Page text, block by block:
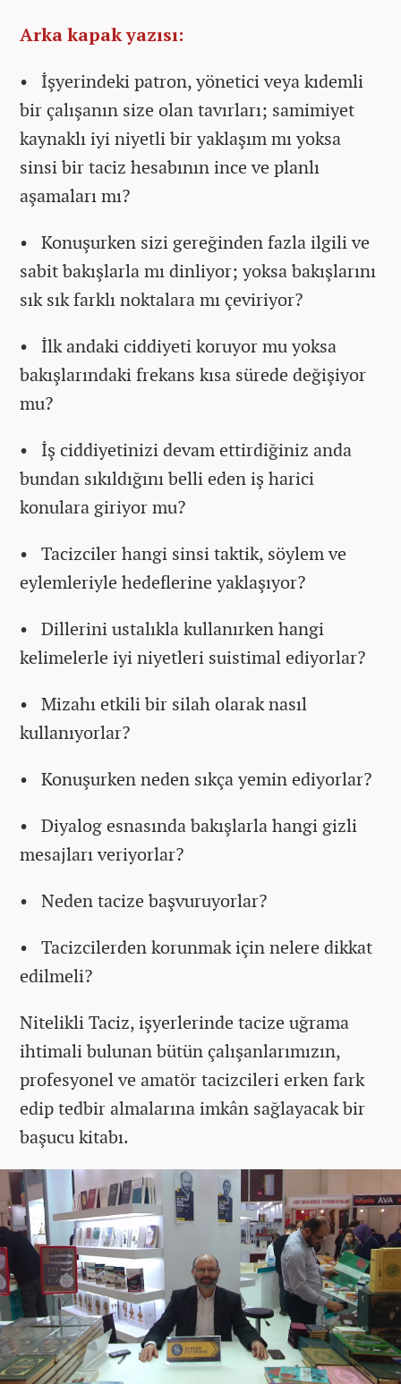
Arka kapak yazısı:
• İşyerindeki patron, yönetici veya kıdemli
bir çalışanın size olan tavırları; samimiyet
kaynaklı iyi niyetli bir yaklaşım mı yoksa
sinsi bir taciz hesabının ince ve planlı
aşamaları mı?
• Konuşurken sizi gereğinden fazla ilgili ve
sabit bakışlarla mı dinliyor; yoksa bakışlarını
sık sık farklı noktalara mı çeviriyor?
• İlk andaki ciddiyeti koruyor mu yoksa
bakışlarındaki frekans kısa sürede değişiyor
mu?
• İş ciddiyetinizi devam ettirdiğiniz anda
bundan sıkıldığını belli eden iş harici
konulara giriyor mu?
• Tacizciler hangi sinsi taktik, söylem ve
eylemleriyle hedeflerine yaklaşıyor?
• Dillerini ustalıkla kullanırken hangi
kelimelerle iyi niyetleri suistimal ediyorlar?
• Mizahı etkili bir silah olarak nasıl
kullanıyorlar?
• Konuşurken neden sıkça yemin ediyorlar?
• Diyalog esnasında bakışlarla hangi gizli
mesajları veriyorlar?
• Neden tacize başvuruyorlar?
• Tacizcilerden korunmak için nelere dikkat
edilmeli?
Nitelikli Taciz, işyerlerinde tacize uğrama
ihtimali bulunan bütün çalışanlarımızın,
profesyonel ve amatör tacizcileri erken fark
edip tedbir almalarına imkân sağlayacak bir
başucu kitabı.